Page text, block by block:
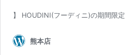
】 HOUDINI(フーディニ)の期間限
熊本店